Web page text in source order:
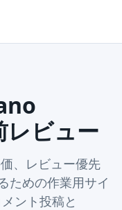
ビュー
、レビュー優先
ための作業用サイ
ント投稿と